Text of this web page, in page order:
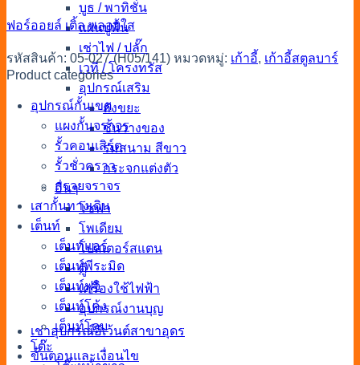
บูธ / พาทิชั่น
แผ่นปูพื้น
เช่าไฟ / ปลั๊ก
เวที / โครงทรัส
อุปกรณ์เสริม
ถังขยะ
ชั้นวางของ
ร่มสนาม สีขาว
กระจกแต่งตัว
อื่นๆ
โซฟา
โพเดียม
โปสเตอร์สแตน
ตู้
เครื่องใช้ไฟฟ้า
อุปกรณ์งานบุญ
เช่าอุปกรณ์อีเว้นต์สาขาอุดร
ขั้นตอนและเงื่อนไข
ฟอร์ออยล์ เติ้ล พลอยใส
รหัสสินค้า: 05-027 (H05/141) หมวดหมู่: เก้าอี้, เก้าอี้สตูลบาร์
Product categories
อุปกรณ์กั้นเขต
แผงกั้นจราจร
รั้วคอนเสิร์ต
รั้วชั่วคราว
กรวยจราจร
เสากั้นทางเดิน
เต็นท์
เต็นท์แอร์
เต็นท์พีระมิด
เต็นท์ฟูจิ
เต็นท์โค้ง
เต็นท์โดม
โต๊ะ